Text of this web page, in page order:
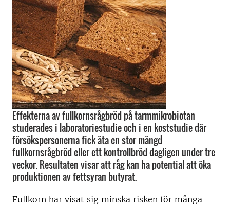
Effekterna av fullkornsrågbröd på tarmmikrobiotan
studerades i laboratoriestudie och i en koststudie där
försökspersonerna fick äta en stor mängd
fullkornsrågbröd eller ett kontrollbröd dagligen under tre
veckor. Resultaten visar att råg kan ha potential att öka
produktionen av fettsyran butyrat.
Fullkorn har visat sig minska risken för många